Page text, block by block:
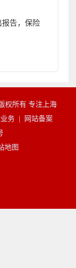
报告，保险
权所有 专注上海
业务 |
网站备案
地图